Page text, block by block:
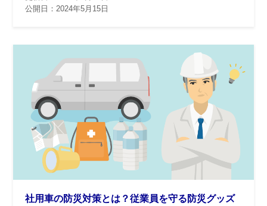
公開日：2024年5月15日
社用車の防災対策とは？従業員を守る防災グッズ